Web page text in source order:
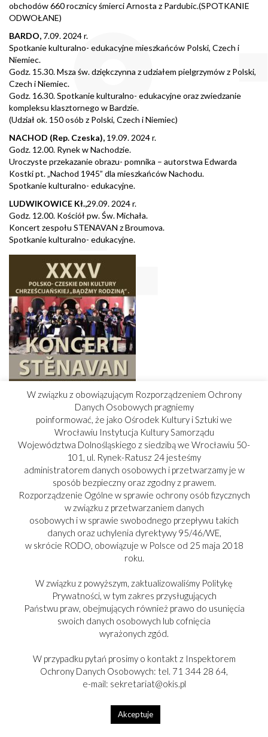
obchodów 660 rocznicy śmierci Arnosta z Pardubic.(SPOTKANIE
ODWOŁANE)
BARDO, 7.09. 2024 r.
Spotkanie kulturalno- edukacyjne mieszkańców Polski, Czech i
Niemiec.
Godz. 15.30. Msza św. dziękczynna z udziałem pielgrzymów z Polski,
Czech i Niemiec.
Godz. 16.30. Spotkanie kulturalno- edukacyjne oraz zwiedzanie
kompleksu klasztornego w Bardzie.
(Udział ok. 150 osób z Polski, Czech i Niemiec)
NACHOD (Rep. Czeska), 19.09. 2024 r.
Godz. 12.00. Rynek w Nachodzie.
Uroczyste przekazanie obrazu- pomnika – autorstwa Edwarda
Kostki pt. „Nachod 1945” dla mieszkańców Nachodu.
Spotkanie kulturalno- edukacyjne.
LUDWIKOWICE Kł.,29.09. 2024 r.
Godz. 12.00. Kościół pw. Św. Michała.
Koncert zespołu STENAVAN z Broumova.
Spotkanie kulturalno- edukacyjne.
POLICE NAD METUJI (Rep. Czeska), 25.09. 2024 r.
Godz. 17.00, Refektarz w klasztorze oo. Benedyktynów w Polici nad
Metuji.
Wystawa obrazów Jana Kousala w 100, rocznicę urodzin artysty
malarza (1924- 2024)
Wieczór wspomnień o znakomitym czeskim artyście malarzu, który
mieszkał i pracował w Polici nad Metuji.
VI MIĘDZYNARODOWY KONKURS WIEDZY O POLSCE I
CZECHACH
To wyjątkowe wydarzenie edukacyjne stanowi doskonałą okazję do
poszerzenia horyzontów uczniów i rozwijania ich zainteresowania
historią oraz kulturą Polski i Czech. Szczegóły Konkursu: Data: 21
października 2024 roku. Miejsce: Nowa Ruda, Centrum
klas 7-8 szkół podstawowych, szkół ponadpodstawowych.
Rejestracja możliwa jest poprzez formularz dostępnytutaj
17 października 2024 roku. Termin ten umożliwi nam właściwe
uczestników. Liczba miejsc jest ograniczona. Udział w wydarzeniu
jest bezpłatny.W trakcie wydarzenia odbędzie się
W związku z obowiązującym Rozporządzeniem Ochrony
Danych Osobowych pragniemy
poinformować, że jako Ośrodek Kultury i Sztuki we
Wrocławiu Instytucja Kultury Samorządu
Województwa Dolnośląskiego z siedzibą we Wrocławiu 50-
101, ul. Rynek-Ratusz 24 jesteśmy
administratorem danych osobowych i przetwarzamy je w
sposób bezpieczny oraz zgodny z prawem.
Rozporządzenie Ogólne w sprawie ochrony osób fizycznych
w związku z przetwarzaniem danych
osobowych i w sprawie swobodnego przepływu takich
danych oraz uchylenia dyrektywy 95/46/WE,
w skrócie RODO, obowiązuje w Polsce od 25 maja 2018
roku.
W związku z powyższym, zaktualizowaliśmy Politykę
Prywatności, w tym zakres przysługujących
Państwu praw, obejmujących również prawo do usunięcia
swoich danych osobowych lub cofnięcia
wyrażonych zgód.
W przypadku pytań prosimy o kontakt z Inspektorem
Ochrony Danych Osobowych: tel. 71 344 28 64,
e-mail: sekretariat@okis.pl
Akceptuje